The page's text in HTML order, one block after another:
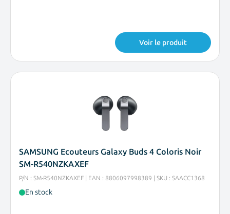
Voir le produit
SAMSUNG Ecouteurs Galaxy Buds 4 Coloris Noir
SM-R540NZKAXEF
P/N : SM-R540NZKAXEF | EAN : 8806097998389 | SKU : SAACC1368
En stock